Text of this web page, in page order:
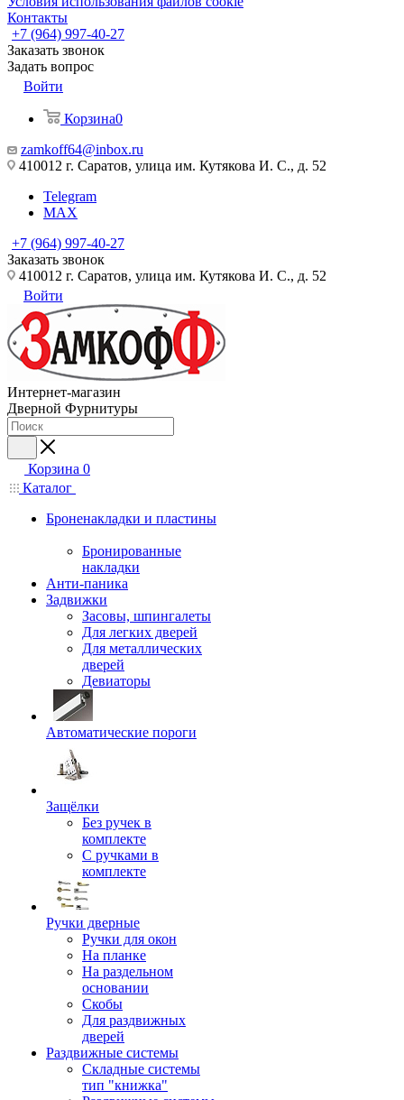
Контакты
+7 (964) 997-40-27
Заказать звонок
Задать вопрос
Войти
Корзина0
zamkoff64@inbox.ru
410012 г. Саратов, улица им. Кутякова И. С., д. 52
Telegram
MAX
+7 (964) 997-40-27
Заказать звонок
410012 г. Саратов, улица им. Кутякова И. С., д. 52
Войти
Интернет-магазин
Дверной Фурнитуры
Корзина 0
Каталог
Броненакладки и пластины
Бронированные
накладки
Анти-паника
Задвижки
Засовы, шпингалеты
Для легких дверей
Для металлических
дверей
Девиаторы
Автоматические пороги
Защёлки
Без ручек в
комплекте
С ручками в
комплекте
Ручки дверные
Ручки для окон
На планке
На раздельном
основании
Скобы
Для раздвижных
дверей
Раздвижные системы
Складные системы
тип "книжка"